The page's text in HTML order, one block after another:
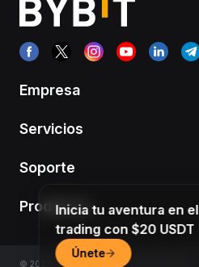
Empresa
Servicios
Soporte
Productos
© 2018-2026 Bybit.com. All rights reserved.
Inicia tu aventura en el
trading con $20 USDT
Únete